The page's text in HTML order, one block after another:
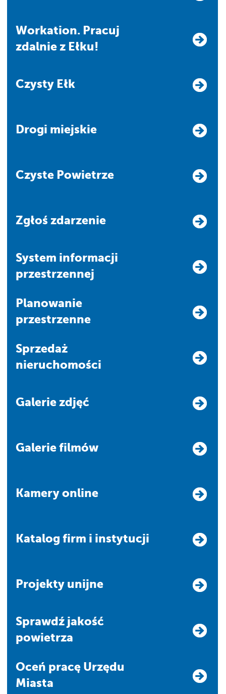
Workation. Pracuj
zdalnie z Ełku!
Czysty Ełk
Drogi miejskie
Czyste Powietrze
Zgłoś zdarzenie
system informacji
przestrzennej
Planowanie
przestrzenne
Sprzedaż
nieruchomości
Galerie zdjęć
Galerie filmów
Kamery online
Katalog firm i instytucji
Projekty unijne
Sprawdź jakość
powietrza
Oceń pracę Urzędu
Miasta